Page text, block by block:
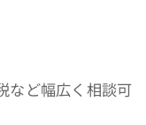
など幅広く相談可